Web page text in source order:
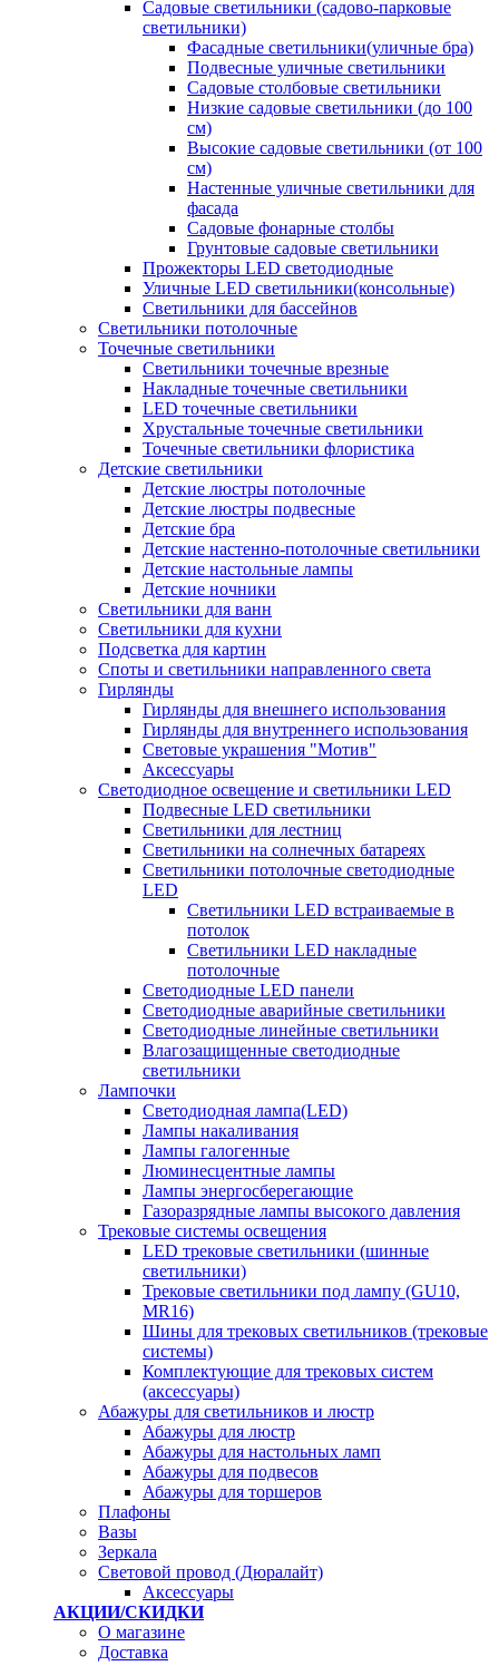
Садовые светильники (садово-парковые
светильники)
Фасадные светильники(уличные бра)
Подвесные уличные светильники
Садовые столбовые светильники
Низкие садовые светильники (до 100
см)
Высокие садовые светильники (от 100
см)
Настенные уличные светильники для
фасада
Садовые фонарные столбы
Грунтовые садовые светильники
Прожекторы LED светодиодные
Уличные LED светильники(консольные)
Светильники для бассейнов
Светильники потолочные
Точечные светильники
Светильники точечные врезные
Накладные точечные светильники
LED точечные светильники
Хрустальные точечные светильники
Точечные светильники флористика
Детские светильники
Детские люстры потолочные
Детские люстры подвесные
Детские бра
Детские настенно-потолочные светильники
Детские настольные лампы
Детские ночники
Светильники для ванн
Светильники для кухни
Подсветка для картин
Споты и светильники направленного света
Гирлянды
Гирлянды для внешнего использования
Гирлянды для внутреннего использования
Световые украшения "Мотив"
Аксессуары
Светодиодное освещение и светильники LED
Подвесные LED светильники
Светильники для лестниц
Светильники на солнечных батареях
Светильники потолочные светодиодные
LED
Cветильники LED встраиваемые в
потолок
Светильники LED накладные
потолочные
Светодиодные LED панели
Светодиодные аварийные светильники
Светодиодные линейные светильники
Влагозащищенные светодиодные
светильники
Лампочки
Светодиодная лампа(LED)
Лампы накаливания
Лампы галогенные
Люминесцентные лампы
Лампы энергосберегающие
Газоразрядные лампы высокого давления
Трековые системы освещения
LED трековые светильники (шинные
светильники)
Трековые светильники под лампу (GU10,
MR16)
Шины для трековых светильников (трековые
системы)
Комплектующие для трековых систем
(аксессуары)
Абажуры для светильников и люстр
Абажуры для люстр
Абажуры для настольных ламп
Абажуры для подвесов
Абажуры для торшеров
Плафоны
Вазы
Зеркала
Световой провод (Дюралайт)
Аксессуары
АКЦИИ/СКИДКИ
О магазине
Доставка